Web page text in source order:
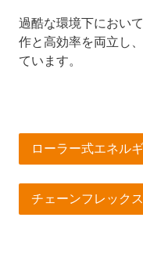
過酷な環境下におい
作と高効率を両立し
ています。
ローラー式エネル
チェーンフレック